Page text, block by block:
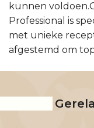
kunnen
Professional is
met unieke
afgestemd om